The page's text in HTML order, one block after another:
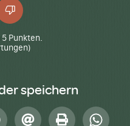
Daumen
runter
5 Punkten.
speichern
E-
Drucken